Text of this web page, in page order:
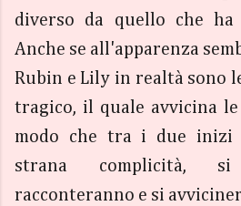
diverso da quello che
Anche se all'apparenza
Rubin e Lily in realtà sono
tragico, il quale avvicina
modo che tra i due inizi
strana complicità,
racconteranno e si